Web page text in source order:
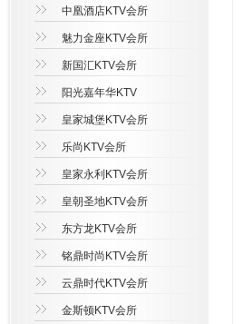
中凰酒店KTV会所
魅力金座KTV会所
新国汇KTV会所
阳光嘉年华KTV
皇家城堡KTV会所
乐尚KTV会所
皇家永利KTV会所
皇朝圣地KTV会所
东方龙KTV会所
铭鼎时尚KTV会所
云鼎时代KTV会所
金斯顿KTV会所